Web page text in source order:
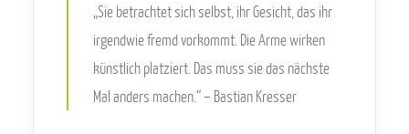
„Sie betrachtet sich selbst, ihr Gesicht, das ihr
irgendwie fremd vorkommt. Die Arme wirken
künstlich platziert. Das muss sie das nächste
Mal anders machen.“ – Bastian Kresser